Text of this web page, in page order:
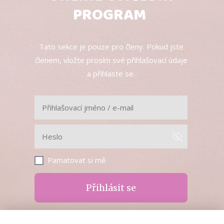
PROGRAM
Tato sekce je pouze pro členy. Pokud jste
členem, vložte prosím své přihlašovací údaje
a přihlaste se.
Pamatovat si mě
Přihlásit se